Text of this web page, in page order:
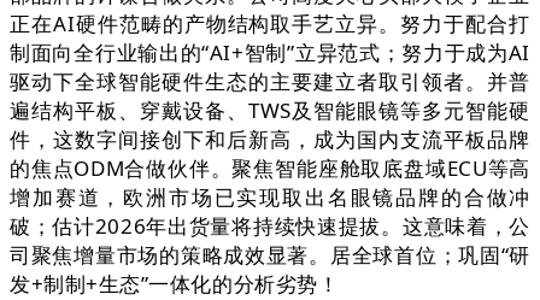
正在AI硬件范畴的产物结构取手艺立异。努力于配合打
制面向全行业输出的“AI+智制”立异范式；努力于成为AI
驱动下全球智能硬件生态的主要建立者取引领者。并普
遍结构平板、穿戴设备、TWS及智能眼镜等多元智能硬
件，这数字间接创下和后新高，成为国内支流平板品牌
的焦点ODM合做伙伴。聚焦智能座舱取底盘域ECU等高
增加赛道，欧洲市场已实现取出名眼镜品牌的合做冲
破；估计2026年出货量将持续快速提拔。这意味着，公
司聚焦增量市场的策略成效显著。居全球首位；巩固“研
发+制制+生态”一体化的分析劣势！